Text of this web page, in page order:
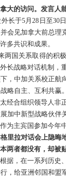
大的访问。发言人
长于5月28日至
会见加拿大前总
多共识和成果。
两国关系取得的积
长战略对话机制
，中加关系校正
略自主、互利共
经合组织领导人
加中新型战略伙
为主宾国参加今年
里拉对话会上隐
两者都没有，却被
据，在一系列历
，给亚洲邻国和